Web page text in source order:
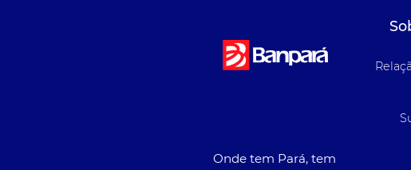
Onde tem Pará, tem